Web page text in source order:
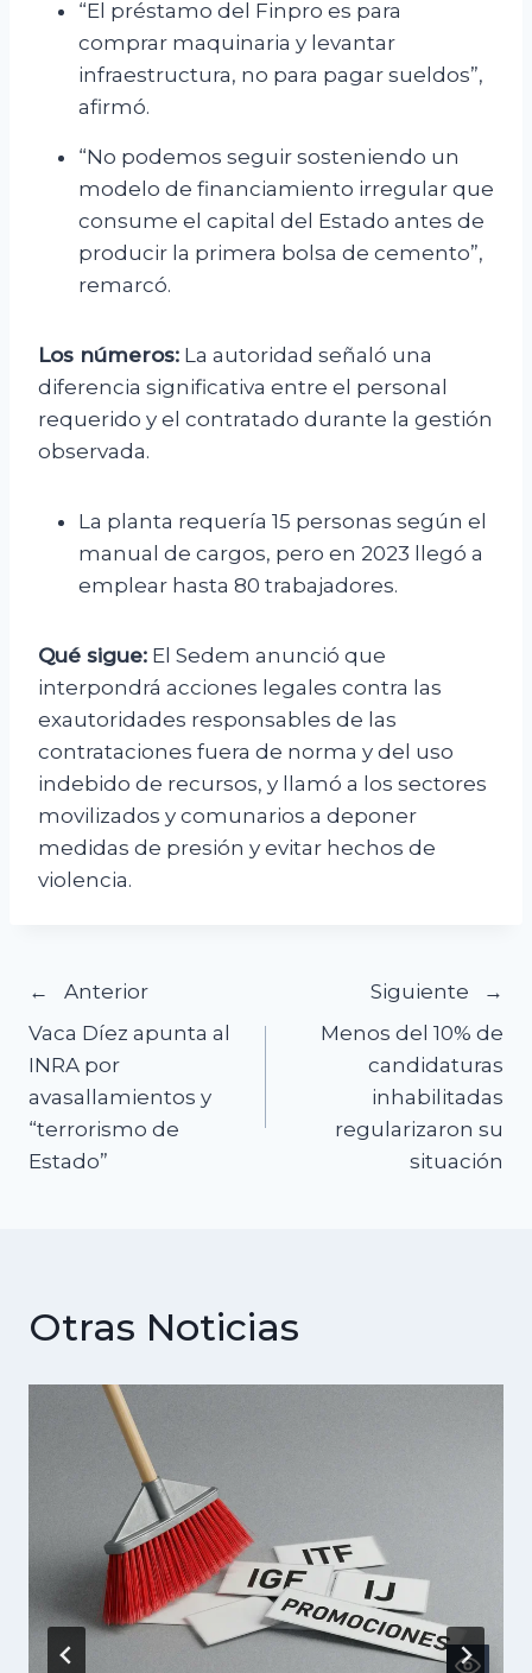
“El préstamo del Finpro es para
comprar maquinaria y levantar
infraestructura, no para pagar sueldos”,
afirmó.
“No podemos seguir sosteniendo un
modelo de financiamiento irregular que
consume el capital del Estado antes de
producir la primera bolsa de cemento”,
remarcó.
Los números: La autoridad señaló una
diferencia significativa entre el personal
requerido y el contratado durante la gestión
observada.
La planta requería 15 personas según el
manual de cargos, pero en 2023 llegó a
emplear hasta 80 trabajadores.
Qué sigue: El Sedem anunció que
interpondrá acciones legales contra las
exautoridades responsables de las
contrataciones fuera de norma y del uso
indebido de recursos, y llamó a los sectores
movilizados y comunarios a deponer
medidas de presión y evitar hechos de
violencia.
Navegación
de
entradas
Anterior
Vaca Díez apunta al
INRA por
avasallamientos y
“terrorismo de
Estado”
Siguiente
Menos del 10% de
candidaturas
inhabilitadas
regularizaron su
situación
Otras Noticias